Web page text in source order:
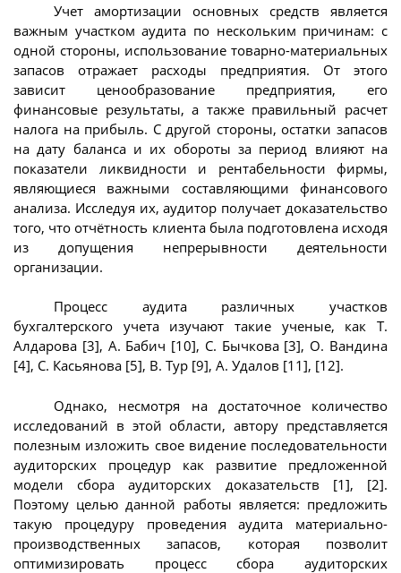
Учет амортизации основных средств является
важным участком аудита по нескольким причинам: с
одной стороны, использование товарно-материальных
запасов отражает расходы предприятия. От этого
зависит ценообразование предприятия, его
финансовые результаты, а также правильный расчет
налога на прибыль. С другой стороны, остатки запасов
на дату баланса и их обороты за период влияют на
показатели ликвидности и рентабельности фирмы,
являющиеся важными составляющими финансового
анализа. Исследуя их, аудитор получает доказательство
того, что отчётность клиента была подготовлена исходя
из допущения непрерывности деятельности
организации.
Процесс аудита различных участков
бухгалтерского учета изучают такие ученые, как Т.
Алдарова [3], А. Бабич [10], С. Бычкова [3], О. Вандина
[4], С. Касьянова [5], В. Тур [9], А. Удалов [11], [12].
Однако, несмотря на достаточное количество
исследований в этой области, автору представляется
полезным изложить свое видение последовательности
аудиторских процедур как развитие предложенной
модели сбора аудиторских доказательств [1], [2].
Поэтому целью данной работы является: предложить
такую процедуру проведения аудита материально-
производственных запасов, которая позволит
оптимизировать процесс сбора аудиторских